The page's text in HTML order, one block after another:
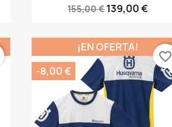
155,00 €139,00 €
¡EN OFERTA!
-8,00 €
favorite_border